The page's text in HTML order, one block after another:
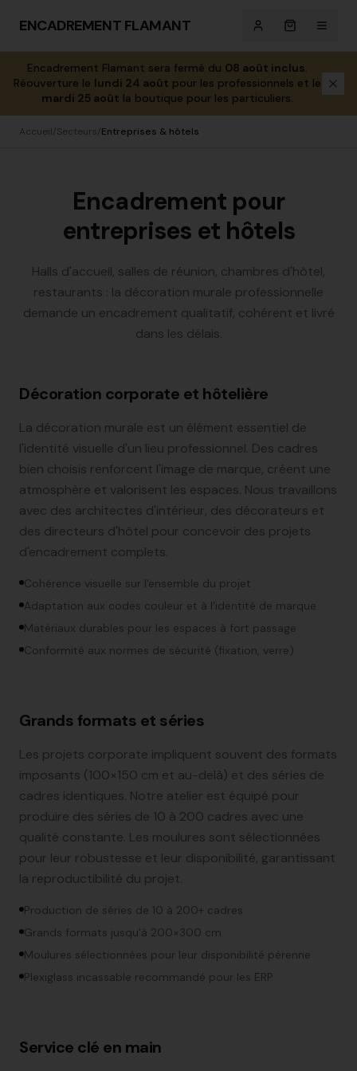
ENCADREMENT FLAMANT
Encadrement Flamant sera fermé du 08 août inclus.
Réouverture le lundi 24 août pour les professionnels et le
mardi 25 août la boutique pour les particuliers.
Accueil/Secteurs/Entreprises & hôtels
Encadrement pour
entreprises et hôtels
Halls d'accueil, salles de réunion, chambres d'hôtel,
restaurants : la décoration murale professionnelle
demande un encadrement qualitatif, cohérent et livré
dans les délais.
Décoration corporate et hôtelière
La décoration murale est un élément essentiel de
l'identité visuelle d'un lieu professionnel. Des cadres
bien choisis renforcent l'image de marque, créent une
atmosphère et valorisent les espaces. Nous travaillons
avec des architectes d'intérieur, des décorateurs et
des directeurs d'hôtel pour concevoir des projets
d'encadrement complets.
Cohérence visuelle sur l'ensemble du projet
Adaptation aux codes couleur et à l'identité de marque
Matériaux durables pour les espaces à fort passage
Conformité aux normes de sécurité (fixation, verre)
Grands formats et séries
Les projets corporate impliquent souvent des formats
imposants (100×150 cm et au-delà) et des séries de
cadres identiques. Notre atelier est équipé pour
produire des séries de 10 à 200 cadres avec une
qualité constante. Les moulures sont sélectionnées
pour leur robustesse et leur disponibilité, garantissant
la reproductibilité du projet.
Production de séries de 10 à 200+ cadres
Grands formats jusqu'à 200×300 cm
Moulures sélectionnées pour leur disponibilité pérenne
Plexiglass incassable recommandé pour les ERP
Service clé en main